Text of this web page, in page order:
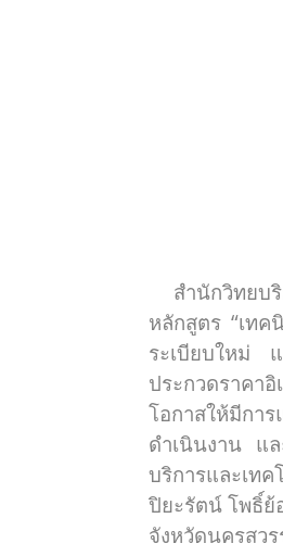
สำนักวิทยบ
หลักสูตร “เท
ระเบียบใหม่
ประกวดราคา
โอกาสให้มีกา
ดำเนินงาน แ
บริการและเท
ปิยะรัตน์ โพธิ์ย้
จังหวัดนครสว